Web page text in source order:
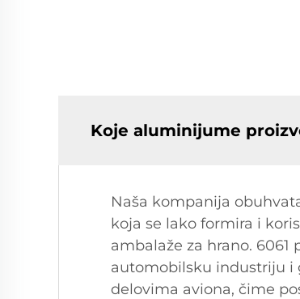
Koje aluminijume
Naša kompanija
koja se lako formira i
ambalaže za hrano.
automobilsku industriju i
delovima aviona, čime